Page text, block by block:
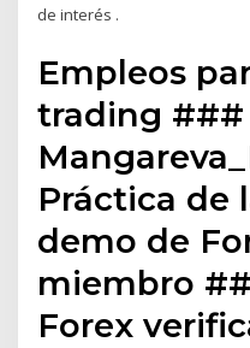
de interés .
Empleos
trading ###
Práctica de
demo de
miembro
Forex